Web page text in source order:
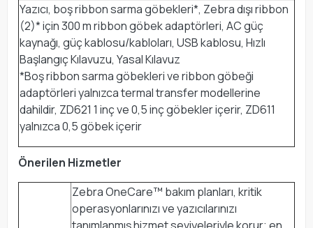
Yazıcı, boş ribbon sarma göbekleri*, Zebra dışı ribbon
(2)* için 300 m ribbon göbek adaptörleri, AC güç
kaynağı, güç kablosu/kabloları, USB kablosu, Hızlı
Başlangıç Kılavuzu, Yasal Kılavuz
*Boş ribbon sarma göbekleri ve ribbon göbeği
adaptörleri yalnızca termal transfer modellerine
dahildir, ZD621 1 inç ve 0,5 inç göbekler içerir, ZD611
yalnızca 0,5 göbek içerir
Önerilen Hizmetler
Zebra OneCare™ bakım planları, kritik
operasyonlarınızı ve yazıcılarınızı